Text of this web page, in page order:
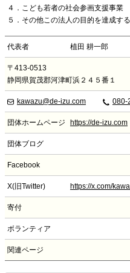
４．こども若者の社会参画支援事業
５．その他この法人の目的を達成す
代表者 植田 耕一郎
〒413-0513
静岡県賀茂郡河津町浜２４５番１
kawazu@de-izu.com 080-
団体ホームページ https://de-izu.com
団体ブログ
Facebook
X(旧Twitter) https://x.com/
寄付
ボランティア
関連ページ